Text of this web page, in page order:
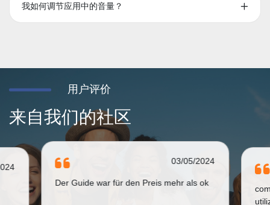
我如何调节应用中的音量？
用户评价
来自我们的社区
03/05/2024
Der Guide war für den Preis mehr als ok